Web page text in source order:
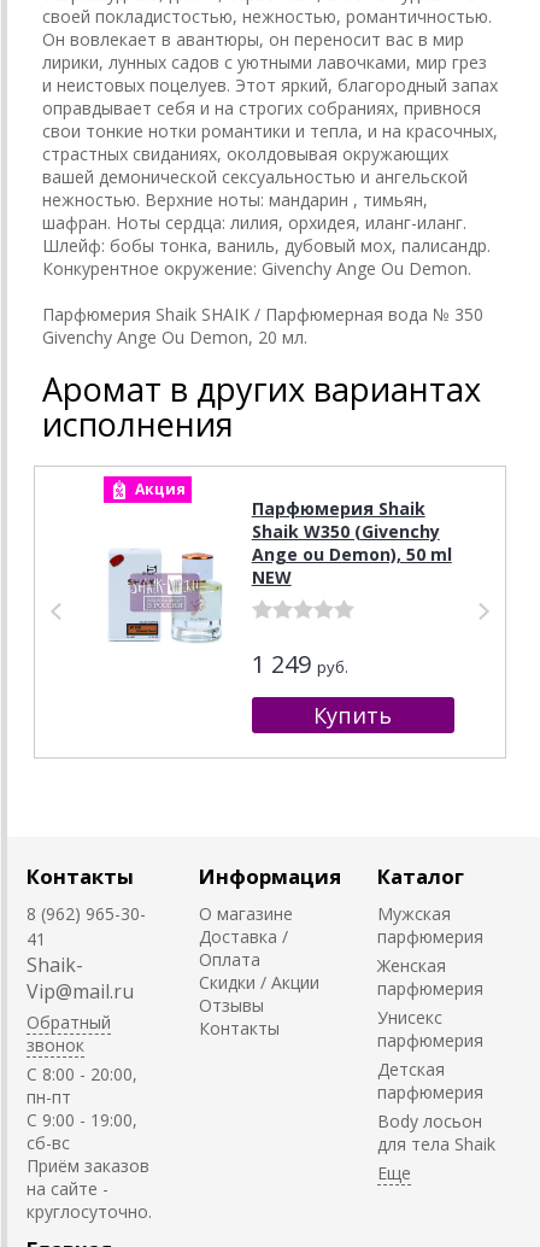
своей покладистостью, нежностью, романтичностью.
Он вовлекает в авантюры, он переносит вас в мир
лирики, лунных садов с уютными лавочками, мир грез
и неистовых поцелуев. Этот яркий, благородный запах
оправдывает себя и на строгих собраниях, привнося
свои тонкие нотки романтики и тепла, и на красочных,
страстных свиданиях, околдовывая окружающих
вашей демонической сексуальностью и ангельской
нежностью. Верхние ноты: мандарин , тимьян,
шафран. Ноты сердца: лилия, орхидея, иланг-иланг.
Шлейф: бобы тонка, ваниль, дубовый мох, палисандр.
Конкурентное окружение: Givenchy Ange Ou Demon.
Парфюмерия Shaik SHAIK / Парфюмерная вода № 350
Givenchy Ange Ou Demon, 20 мл.
Аромат в других вариантах
исполнения
Акция
Парфюмерия Shaik
Shaik W350 (Givenchy
Ange ou Demon), 50 ml
NEW
1 249 руб.
Контакты
8 (962) 965-30-
41
Shaik-
Vip@mail.ru
Обратный
звонок
C 8:00 - 20:00,
пн-пт
С 9:00 - 19:00,
сб-вс
Приём заказов
на сайте -
круглосуточно.
Информация
О магазине
Доставка /
Оплата
Скидки / Акции
Отзывы
Контакты
Каталог
Мужская
парфюмерия
Женская
парфюмерия
Унисекс
парфюмерия
Детская
парфюмерия
Body лосьон
для тела Shaik